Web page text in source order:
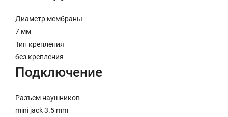
Диаметр мембраны
7 мм
Тип крепления
без крепления
Подключение
Разъем наушников
mini jack 3.5 mm